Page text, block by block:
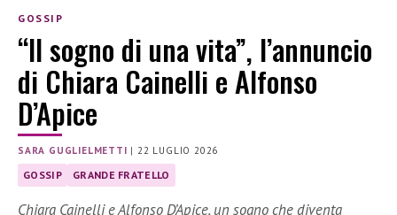
GOSSIP
“Il sogno di una vita”, l’annuncio
di Chiara Cainelli e Alfonso
D’Apice
SARA GUGLIELMETTI | 22 LUGLIO 2026
GOSSIP GRANDE FRATELLO
Chiara Cainelli e Alfonso D’Apice, un sogno che diventa